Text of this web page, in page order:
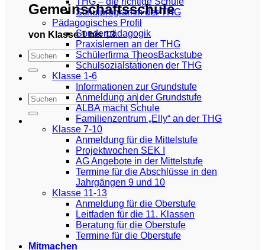
Gemeinschaftsschule
von Klasse 1 bis 13
Schulprogramm der THG
Pädagogisches Profil
Sonderpädagogik
Praxislernen an der THG
Schülerfirma TheosBackstube
Schulsozialstationen der THG
Klasse 1-6
Informationen zur Grundstufe
Anmeldung an der Grundstufe
ALBA macht Schule
Familienzentrum „Elly“ an der THG
Klasse 7-10
Anmeldung für die Mittelstufe
Projektwochen SEK I
AG Angebote in der Mittelstufe
Termine für die Abschlüsse in den
Jahrgängen 9 und 10
Klasse 11-13
Anmeldung für die Oberstufe
Leitfaden für die 11. Klassen
Beratung für die Oberstufe
Termine für die Oberstufe
Mitmachen